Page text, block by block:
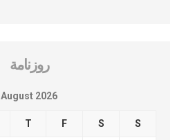
روزنامة
August 2026
T F S S